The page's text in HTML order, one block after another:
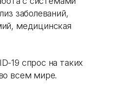
заболеваний,
медицинская
19 спрос на таких
всем мире.